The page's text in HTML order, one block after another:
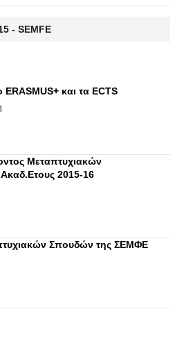
- SEMFE
και τα ΕCTS
Μεταπτυχιακών
2015-16
Σπουδών της ΣΕΜΦΕ